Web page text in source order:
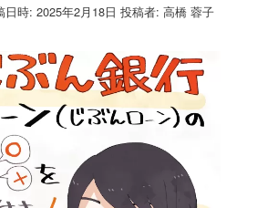
日時:2025年2月18日 投稿者:高橋 蓉子